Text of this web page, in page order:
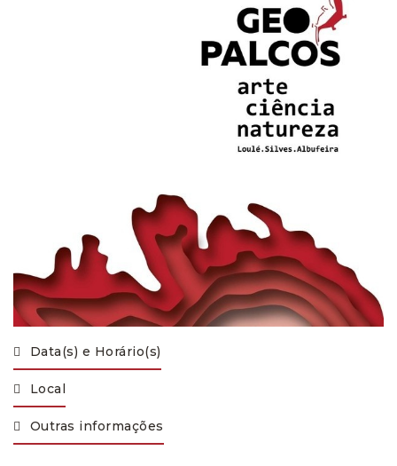
Data(s) e Horário(s)
Local
Outras informações